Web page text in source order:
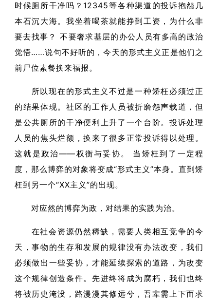
时候厕所干净吗？12345等各种渠道的投诉抱怨几
本石沉大海。我坐着喝茶就能挣到工资，为什么非
要去找事？ 不要奢求基层的办公人员有多高的政治
觉悟……说句不好听的，今天的形式主义正是他们之
前尸位素餐换来福报。
所以现在的形式主义不过是一种矫枉必须过正
的结果体现。社区的工作人员被折磨怨声载道，但
是公共厕所的干净便利上升了一个台阶。投诉处理
人员的焦头烂额，换来了很多正常投诉得以处理。
这就是政治——权衡与妥协。 当矫枉到了一定程
度，那么博弈的对象将变成“形式主义”本身。直到矫
枉到另一个“XX主义”的出现。
对应然的博弈为政，对结果的实践为治。
在社会资源仍然稀缺，需要人类相互竞争的今
天，事物的生存和发展的规律没有办法改变，我们
必须做出一些妥协，才能延续探索的道路，为改变
这个规律创造条件。先进终将成为腐朽，我们也终
将被历史淹没，路漫漫其修远兮，吾辈需上下而求